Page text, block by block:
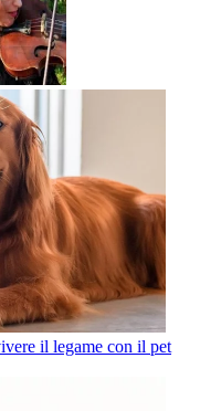
il legame con il pet